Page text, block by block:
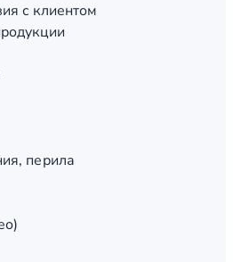
с клиентом
перила